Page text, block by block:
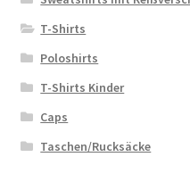
T-Shirts
Poloshirts
T-Shirts Kinder
Caps
Taschen/Rucksäcke